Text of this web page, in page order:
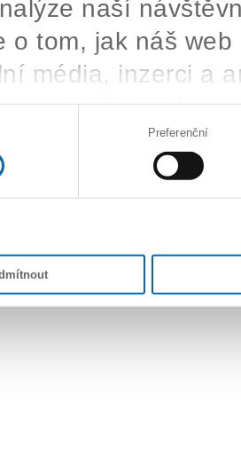
naší
o tom, jak náš
média, inzerci a
s dalšími
v důsledkuPreferenční